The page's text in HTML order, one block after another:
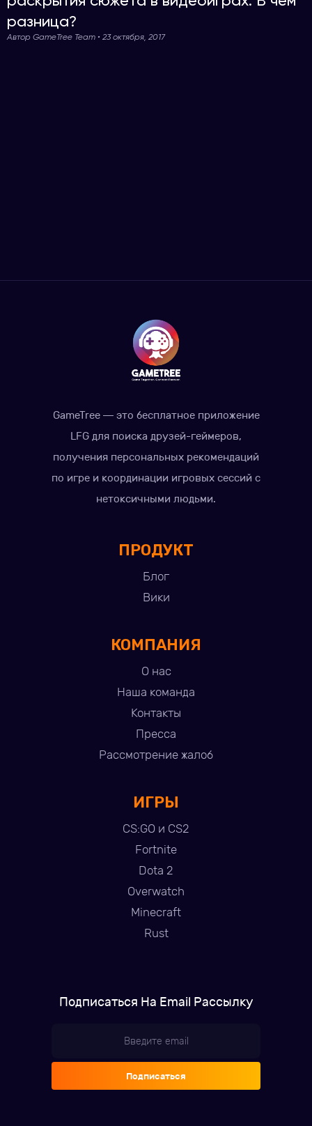
разница?
Автор GameTree Team • 23 октября, 2017
GameTree — это бесплатное приложение
LFG для поиска друзей-геймеров,
получения персональных рекомендаций
по игре и координации игровых сессий с
нетоксичными людьми.
ПРОДУКТ
Блог
Вики
КОМПАНИЯ
О нас
Наша команда
Контакты
Пресса
Рассмотрение жалоб
ИГРЫ
CS:GO и CS2
Fortnite
Dota 2
Overwatch
Minecraft
Rust
Подписаться На Email Рассылку
Подписаться